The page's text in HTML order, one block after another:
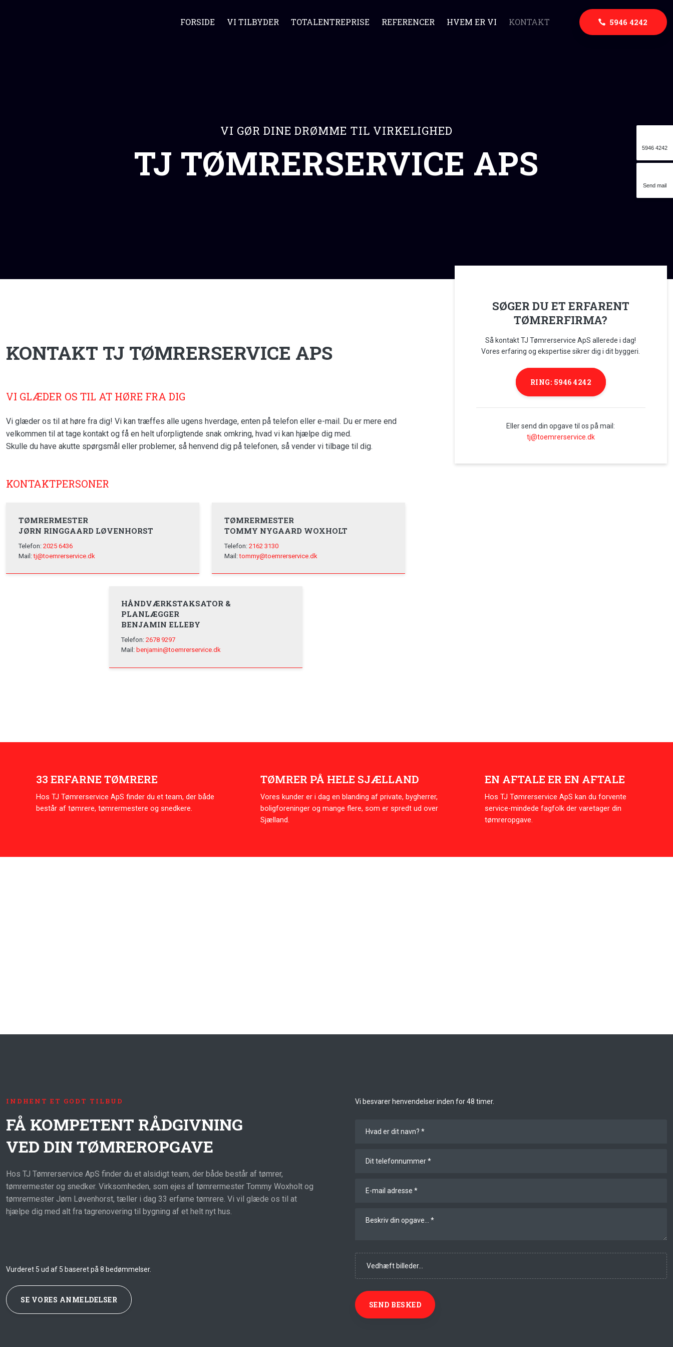
5946 4242
Send mail
FORSIDE VI TILBYDER TOTALENTREPRISE REFERENCER HVEM ER VI KONTAKT 5946 4242
VI GØR DINE DRØMME TIL VIRKELIGHED
TJ TØMRERSERVICE APS​
KONTAKT TJ TØMRERSERVICE​ APS
VI GLÆDER OS TIL AT HØRE FRA DIG​
​Vi glæder os til at høre fra dig! Vi kan træffes alle ugens hverdage, enten på telefon eller e-mail. Du er mere end
velkommen til at tage kontakt og få en helt uforpligtende snak omkring, hvad vi kan hjælpe dig med.
​Skulle du have akutte spørgsmål eller problemer, så henvend dig på telefonen, så vender vi tilbage til dig.
KONTAKTPERSONER​
TØMRERMESTER
​JØRN RINGGAARD LØVENHORST
Telefon: 2025 6436
Mail:tj@toemrerservice.dk
TØMRERMESTER
TOMMY NYGAARD WOXHOLT
Telefon: 2162 3130
Mail:tommy@toemrerservice.dk
HÅNDVÆRKSTAKSATOR &
PLANLÆGGER
​BENJAMIN ELLEBY
Telefon:2678 9297
Mail: benjamin@toemrerservice.dk
SØGER DU ET ERFARENT
TØMRERFIRMA?
Så kontakt TJ Tømrerservice ApS allerede i dag!
Vores erfaring og ekspertise sikrer dig i dit byggeri.
RING: 5946 4242
Eller send din opgave til os på mail:
tj@toemrerservice.dk
33 ERFARNE TØMRERE
Hos TJ Tømrerservice ApS finder du et team, der både
består af tømrere, tømrermestere og snedkere.
TØMRER PÅ HELE SJÆLLAND
Vores kunder er i dag en blanding af private, bygherrer,
boligforeninger og mange flere, som er spredt ud over
Sjælland.
EN AFTALE ER EN AFTALE
Hos TJ Tømrerservice ApS kan du forvente
service-mindede fagfolk der varetager din
tømreropgave.
INDHENT ET GODT TILBUD
FÅ KOMPETENT RÅDGIVNING
VED DIN TØMREROPGAVE
Hos TJ Tømrerservice ApS finder du et alsidigt team, der både består af tømrer,
tømrermester og snedker. Virksomheden, som ejes af tømrermester Tommy Woxholt og
tømrermester Jørn Løvenhorst, tæller i dag 33 erfarne tømrere. Vi vil glæde os til at
hjælpe dig med alt fra tagrenovering til bygning af et helt nyt hus.
Vurderet 5 ud af 5 baseret på 8 bedømmelser.​
SE VORES ANMELDELSER​
Vi besvarer henvendelser inden for 48 timer.​​